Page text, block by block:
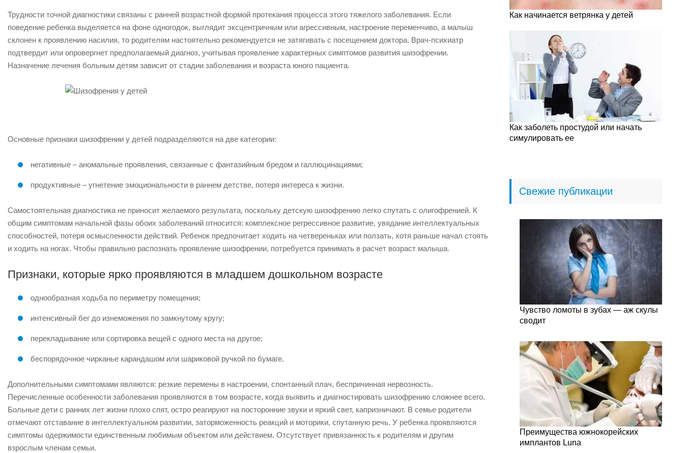
Трудности точной диагностики связаны с ранней возрастной формой протекания процесса этого тяжелого заболевания. Если
поведение ребенка выделяется на фоне одногодок, выглядит эксцентричным или агрессивным, настроение переменчиво, а малыш
склонен к проявлению насилия, то родителям настоятельно рекомендуется не затягивать с посещением доктора. Врач-психиатр
подтвердит или опровергнет предполагаемый диагноз, учитывая проявление характерных симптомов развития шизофрении.
Назначение лечения больным детям зависит от стадии заболевания и возраста юного пациента.
Основные признаки шизофрении у детей подразделяются на две категории:
негативные – аномальные проявления, связанные с фантазийным бредом и галлюцинациями;
продуктивные – угнетение эмоциональности в раннем детстве, потеря интереса к жизни.
Самостоятельная диагностика не приносит желаемого результата, поскольку детскую шизофрению легко спутать с олигофренией. К
общим симптомам начальной фазы обоих заболеваний относится: комплексное регрессивное развитие, увядание интеллектуальных
способностей, потеря осмысленности действий. Ребенок предпочитает ходить на четвереньках или ползать, хотя раньше начал стоять
и ходить на ногах. Чтобы правильно распознать проявление шизофрении, потребуется принимать в расчет возраст малыша.
Признаки, которые ярко проявляются в младшем дошкольном возрасте
однообразная ходьба по периметру помещения;
интенсивный бег до изнеможения по замкнутому кругу;
перекладывание или сортировка вещей с одного места на другое;
беспорядочное чирканье карандашом или шариковой ручкой по бумаге.
Дополнительными симптомами являются: резкие перемены в настроении, спонтанный плач, беспричинная нервозность.
Перечисленные особенности заболевания проявляются в том возрасте, когда выявить и диагностировать шизофрению сложнее всего.
Больные дети с ранних лет жизни плохо спят, остро реагируют на посторонние звуки и яркий свет, капризничают. В семье родители
отмечают отставание в интеллектуальном развитии, заторможенность реакций и моторики, спутанную речь. У ребенка проявляются
симптомы одержимости единственным любимым объектом или действием. Отсутствует привязанность к родителям и другим
взрослым членам семьи.
Как начинается ветрянка у детей
Как заболеть простудой или начать
симулировать ее
Свежие публикации
Чувство ломоты в зубах — аж скулы
сводит
Преимущества южнокорейских
имплантов Luna